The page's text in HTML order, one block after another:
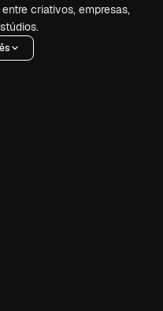
criativos, empresas,